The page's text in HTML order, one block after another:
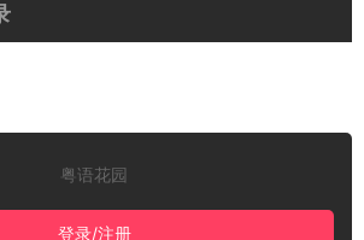
粤语花园
登录/注册